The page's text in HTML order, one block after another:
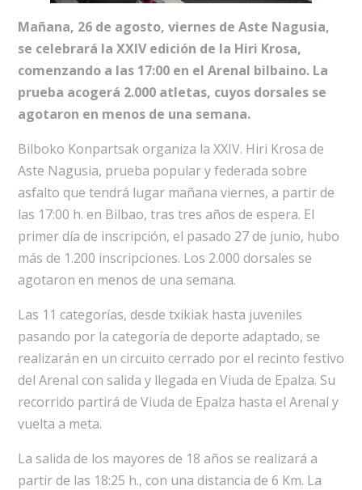
Mañana, 26 de agosto, viernes de Aste Nagusia,
se celebrará la XXIV edición de la Hiri Krosa,
comenzando a las 17:00 en el Arenal bilbaino. La
prueba acogerá 2.000 atletas, cuyos dorsales se
agotaron en menos de una semana.
Bilboko Konpartsak organiza la XXIV. Hiri Krosa de
Aste Nagusia, prueba popular y federada sobre
asfalto que tendrá lugar mañana viernes, a partir de
las 17:00 h. en Bilbao, tras tres años de espera. El
primer día de inscripción, el pasado 27 de junio, hubo
más de 1.200 inscripciones. Los 2.000 dorsales se
agotaron en menos de una semana.
Las 11 categorías, desde txikiak hasta juveniles
pasando por la categoría de deporte adaptado, se
realizarán en un circuito cerrado por el recinto festivo
del Arenal con salida y llegada en Viuda de Epalza. Su
recorrido partirá de Viuda de Epalza hasta el Arenal y
vuelta a meta.
La salida de los mayores de 18 años se realizará a
partir de las 18:25 h., con una distancia de 6 Km. La